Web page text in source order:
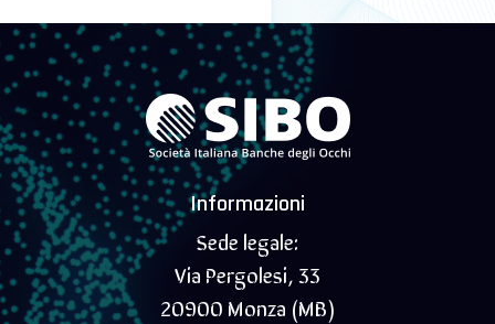
Informazioni
Sede legale:
Via Pergolesi, 33
20900 Monza (MB)